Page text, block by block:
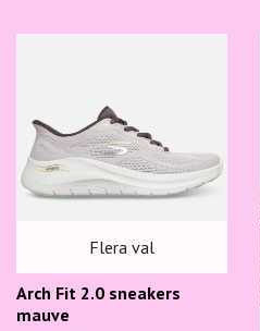
Flera val
Arch Fit 2.0 sneakers
mauve